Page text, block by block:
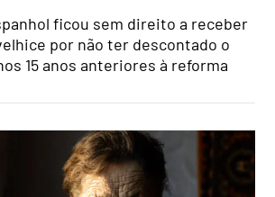
ficou sem direito a receber
por não ter descontado o
15 anos anteriores à reforma